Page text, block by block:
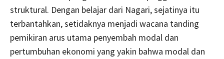
struktural. Dengan belajar dari Nagari, sejatinya itu
terbantahkan, setidaknya menjadi wacana tanding
pemikiran arus utama penyembah modal dan
pertumbuhan ekonomi yang yakin bahwa modal dan